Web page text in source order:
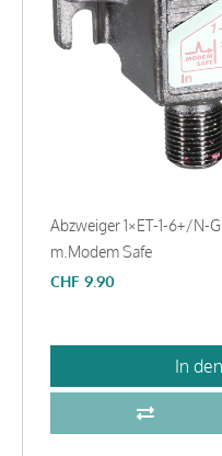
Abzweiger 1×ET-1-6+/N-G
m.Modem Safe
CHF 9.90
In